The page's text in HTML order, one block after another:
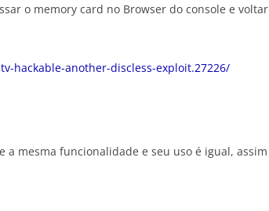
o memory card no Browser do console e voltar
hackable-another-discless-exploit.27226/
a mesma funcionalidade e seu uso é igual, assim